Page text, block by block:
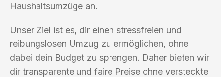
Haushaltsumzüge an.
Unser Ziel ist es, dir einen stressfreien und
reibungslosen Umzug zu ermöglichen, ohne
dabei dein Budget zu sprengen. Daher bieten wir
dir transparente und faire Preise ohne versteckte